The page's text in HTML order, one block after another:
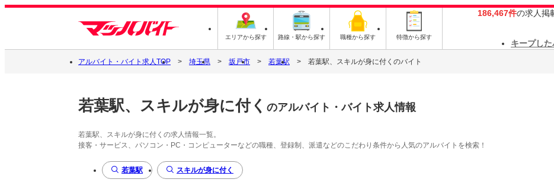
エリアから探す 路線・駅から探す 職種から探す 特徴から探す
186,467件の求人掲
キープした
アルバイト・バイト求人TOP 埼玉県 坂戸市 若葉駅 若葉駅、スキルが身に付くのバイト
若葉駅、スキルが身に付く のアルバイト・バイト求人情報
若葉駅、スキルが身に付くの求人情報一覧。
接客・サービス、パソコン・PC・コンピューターなどの職種、登録制、派遣などのこだわり条件から人気のアルバイトを検索！
若葉駅 スキルが身に付く